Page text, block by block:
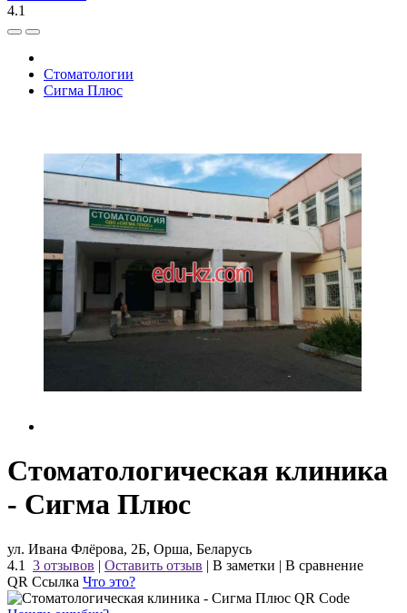
4.1
Стоматологии
Сигма Плюс
Стоматологическая клиника
- Сигма Плюс
ул. Ивана Флёрова, 2Б, Орша, Беларусь
4.1
3 отзывов | Оставить отзыв | В заметки | В сравнение
QR Ссылка Что это?